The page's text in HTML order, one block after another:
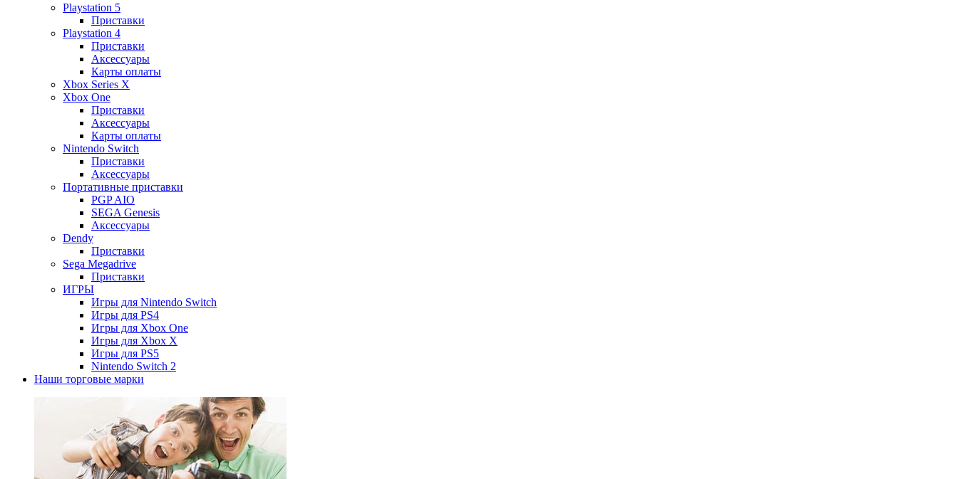
Playstation 5
Приставки
Playstation 4
Приставки
Аксессуары
Карты оплаты
Xbox Series X
Xbox One
Приставки
Аксессуары
Карты оплаты
Nintendo Switch
Приставки
Аксессуары
Портативные приставки
PGP AIO
SEGA Genesis
Аксессуары
Dendy
Приставки
Sega Megadrive
Приставки
ИГРЫ
Игры для Nintendo Switch
Игры для PS4
Игры для Xbox One
Игры для Xbox X
Игры для PS5
Nintendo Switch 2
Наши торговые марки